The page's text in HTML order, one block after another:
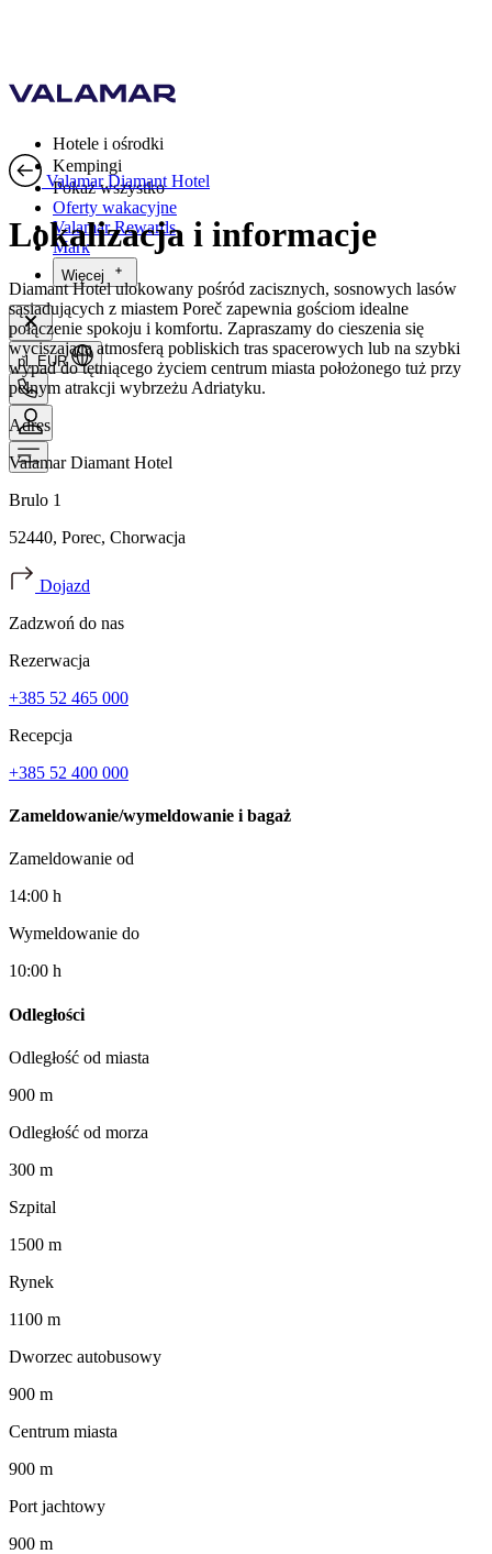
Hotele i ośrodki
Kempingi
Pokaż wszystko
Oferty wakacyjne
Valamar Rewards
Mark
Więcej
pl, EUR
Valamar Diamant Hotel
Lokalizacja i informacje
Diamant Hotel ulokowany pośród zacisznych, sosnowych lasów
sąsiadujących z miastem Poreč zapewnia gościom idealne
połączenie spokoju i komfortu. Zapraszamy do cieszenia się
wyciszającą atmosferą pobliskich tras spacerowych lub na szybki
wypad do tętniącego życiem centrum miasta położonego tuż przy
pełnym atrakcji wybrzeżu Adriatyku.
Adres
Valamar Diamant Hotel
Brulo 1
52440, Porec, Chorwacja
Dojazd
Zadzwoń do nas
Rezerwacja
+385 52 465 000
Recepcja
+385 52 400 000
Zameldowanie/wymeldowanie i bagaż
Zameldowanie od
14:00 h
Wymeldowanie do
10:00 h
Odległości
Odległość od miasta
900 m
Odległość od morza
300 m
Szpital
1500 m
Rynek
1100 m
Dworzec autobusowy
900 m
Centrum miasta
900 m
Port jachtowy
900 m